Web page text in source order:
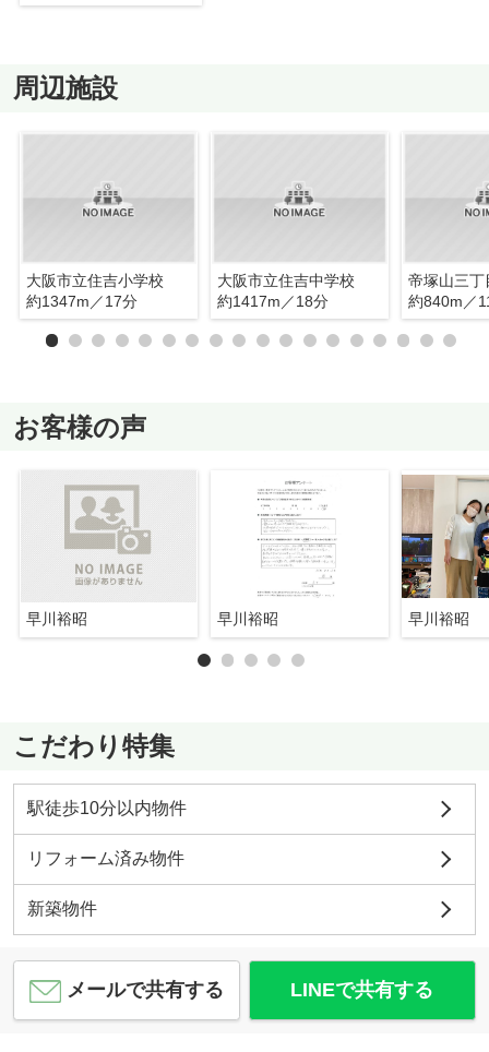
周辺施設
大阪市立住吉小学校
約1347m／17分
大阪市立住吉中学校
約1417m／18分
帝塚山三丁
約840m／
お客様の声
早川裕昭 早川裕昭 早川裕昭
こだわり特集
駅徒歩10分以内物件
リフォーム済み物件
新築物件
メールで共有する LINEで共有する